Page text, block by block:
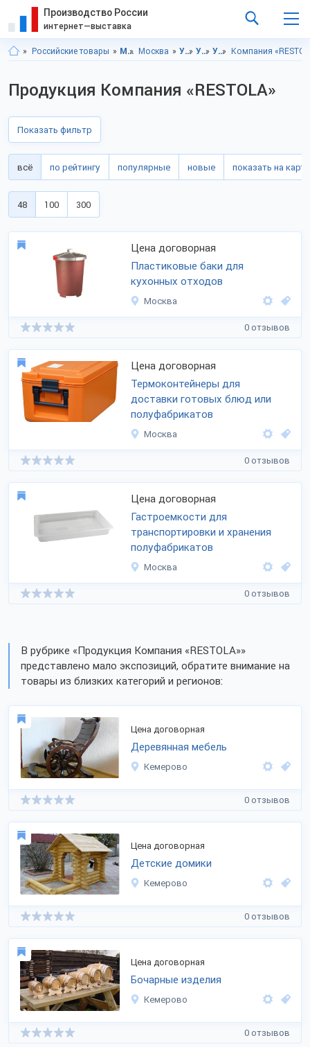
Производство России
интернет—выставка
Российские товары Московская область Москва Упаковка Упаковка, Московская область Упаковка, г.Москва Компания
Продукция Компания «RESTOLA»
Показать фильтр
всё по рейтингу популярные новые показать на карте
48 100 300
Цена договорная
Пластиковые баки для
кухонных отходов
Москва
0 отзывов
Цена договорная
Термоконтейнеры для
доставки готовых блюд или
полуфабрикатов
Москва
0 отзывов
Цена договорная
Гастроемкости для
транспортировки и хранения
полуфабрикатов
Москва
0 отзывов
В рубрике «Продукция Компания «RESTOLA»»
представлено мало экспозиций, обратите внимание на
товары из близких категорий и регионов:
Цена договорная
Деревянная мебель
Кемерово
0 отзывов
Цена договорная
Детские домики
Кемерово
0 отзывов
Цена договорная
Бочарные изделия
Кемерово
0 отзывов